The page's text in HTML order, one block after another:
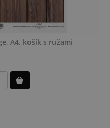
A4, košík s ružami